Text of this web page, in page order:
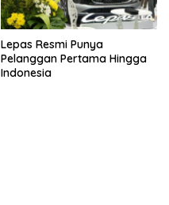
Lepas Resmi Punya
Pelanggan Pertama Hingga
Indonesia